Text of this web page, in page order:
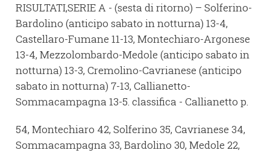
RISULTATI,SERIE A - (sesta di ritorno) – Solferino-
Bardolino (anticipo sabato in notturna) 13-4,
Castellaro-Fumane 11-13, Montechiaro-Argonese
13-4, Mezzolombardo-Medole (anticipo sabato in
notturna) 13-3, Cremolino-Cavrianese (anticipo
sabato in notturna) 7-13, Callianetto-
Sommacampagna 13-5. classifica - Callianetto p.
54, Montechiaro 42, Solferino 35, Cavrianese 34,
Sommacampagna 33, Bardolino 30, Medole 22,